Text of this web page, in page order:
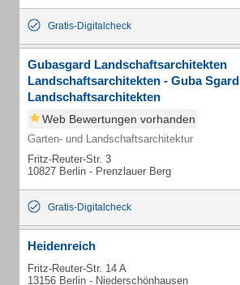
Gratis-Digitalcheck
Gubasgard Landschaftsarchitekten
Landschaftsarchitekten - Guba Sgard
Landschaftsarchitekten
Web Bewertungen vorhanden
Garten- und Landschaftsarchitektur
Fritz-Reuter-Str. 3
10827 Berlin - Prenzlauer Berg
Gratis-Digitalcheck
Heidenreich
Fritz-Reuter-Str. 14 A
13156 Berlin - Niederschönhausen